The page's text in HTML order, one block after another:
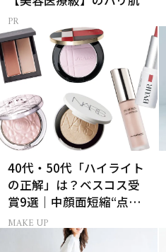
40代・50代「ハイライト
の正解」は？ベスコス受
賞9選｜中顔面短縮“点置
き”メイク法も
MAKE UP